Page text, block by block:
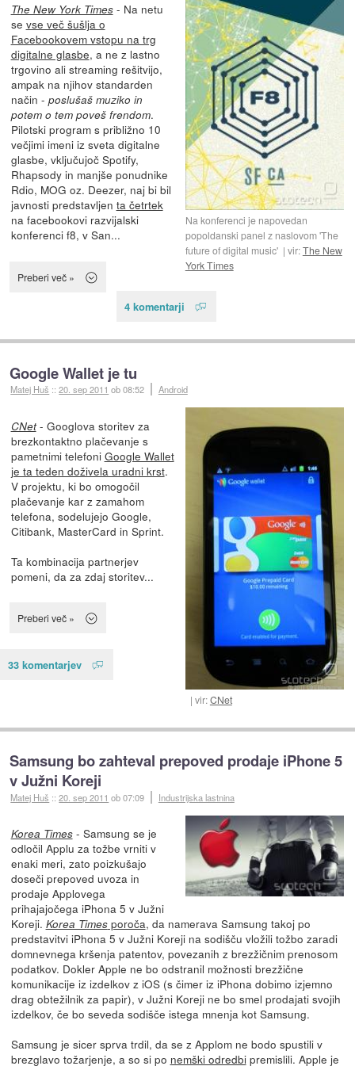
Na konferenci je napovedan
popoldanski panel z naslovom 'The
future of digital music'
vir:The New
York Times
The New York Times- Na netu
se vse več šušlja o
Facebookovem vstopu na trg
digitalne glasbe, a ne z lastno
trgovino ali streaming rešitvijo,
ampak na njihov standarden
način - poslušaš muziko in
potem o tem poveš frendom.
Pilotski program s približno 10
večjimi imeni iz sveta digitalne
glasbe, vključujoč Spotify,
Rhapsody in manjše ponudnike
Rdio, MOG oz. Deezer, naj bi bil
javnosti predstavljen ta četrtek
na facebookovi razvijalski
konferenci f8, v San...
Preberi več »
4 komentarji
Google Wallet je tu
Matej Huš ::20. sep 2011 ob 08:52 Android
vir:CNet
CNet- Googlova storitev za
brezkontaktno plačevanje s
pametnimi telefoni Google Wallet
je ta teden doživela uradni krst.
V projektu, ki bo omogočil
plačevanje kar z zamahom
telefona, sodelujejo Google,
Citibank, MasterCard in Sprint.
Ta kombinacija partnerjev
pomeni, da za zdaj storitev...
Preberi več »
33 komentarjev
Samsung bo zahteval prepoved prodaje iPhone 5
v Južni Koreji
Matej Huš ::20. sep 2011 ob 07:09 Industrijska lastnina
Korea Times- Samsung se je
odločil Applu za tožbe vrniti v
enaki meri, zato poizkušajo
doseči prepoved uvoza in
prodaje Applovega
prihajajočega iPhona 5 v Južni
Koreji. Korea Timesporoča, da namerava Samsung takoj po
predstavitvi iPhona 5 v Južni Koreji na sodišču vložili tožbo zaradi
domnevnega kršenja patentov, povezanih z brezžičnim prenosom
podatkov. Dokler Apple ne bo odstranil možnosti brezžične
komunikacije iz izdelkov z iOS (s čimer iz iPhona dobimo izjemno
drag obtežilnik za papir), v Južni Koreji ne bo smel prodajati svojih
izdelkov, če bo seveda sodišče istega mnenja kot Samsung.
Samsung je sicer sprva trdil, da se z Applom ne bodo spustili v
brezglavo tožarjenje, a so si po nemški odredbipremislili. Apple je